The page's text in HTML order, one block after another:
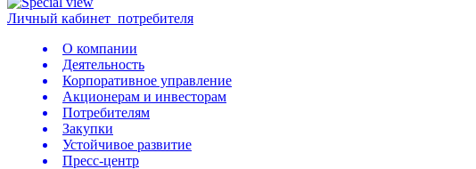
Личный кабинет потребителя
О компании
Деятельность
Корпоративное управление
Акционерам и инвесторам
Потребителям
Закупки
Устойчивое развитие
Пресс-центр